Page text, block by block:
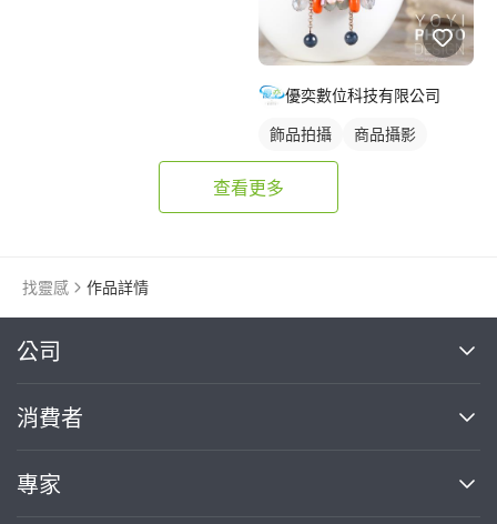
優奕數位科技有限公司
飾品拍攝 商品攝影
查看更多
找靈感 作品詳情
公司
關於我們
部落格
消費者
買服務
專家
繼續完成